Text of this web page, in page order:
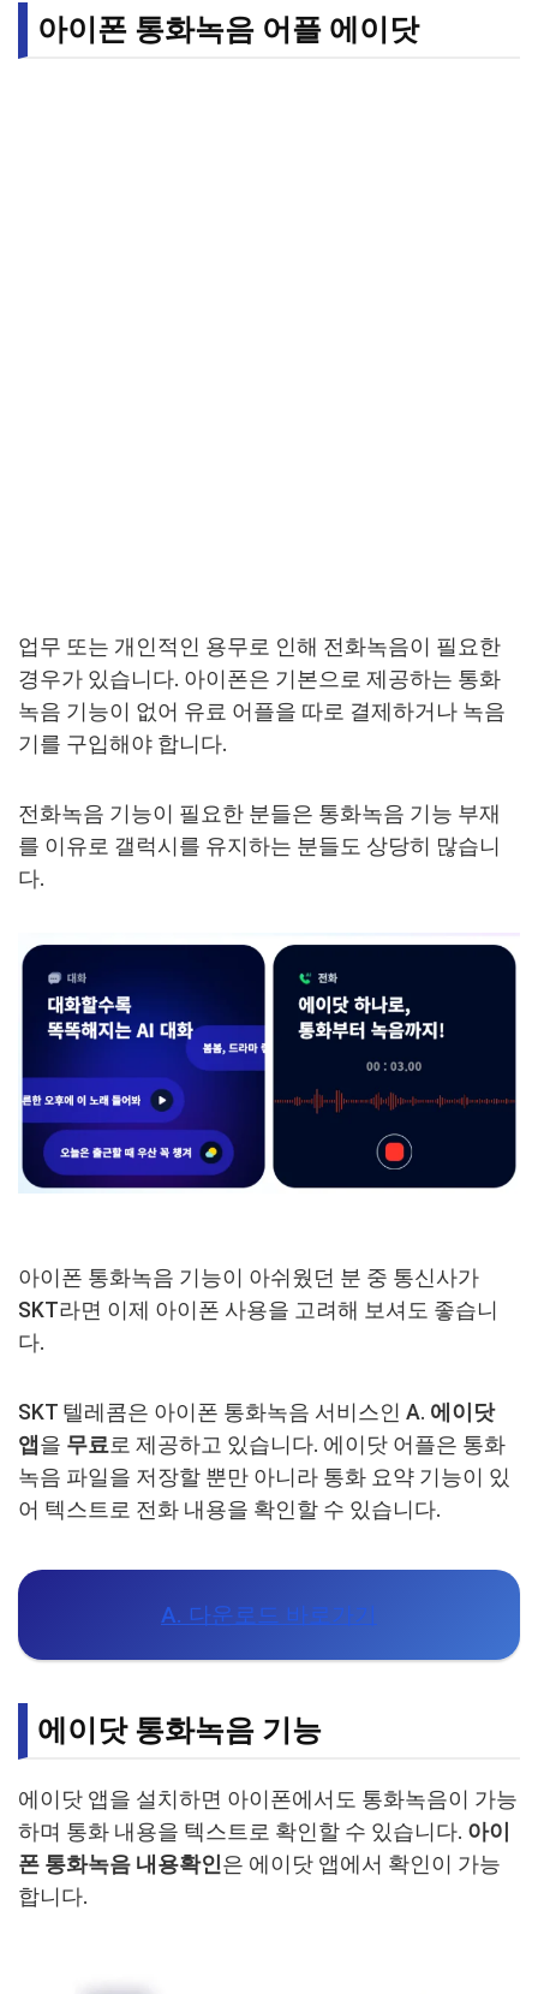
아이폰 통화녹음 어플 에이닷
업무 또는 개인적인 용무로 인해 전화녹음이 필요한
경우가 있습니다. 아이폰은 기본으로 제공하는 통화
녹음 기능이 없어 유료 어플을 따로 결제하거나 녹음
기를 구입해야 합니다.
전화녹음 기능이 필요한 분들은 통화녹음 기능 부재
를 이유로 갤럭시를 유지하는 분들도 상당히 많습니
다.
아이폰 통화녹음 기능이 아쉬웠던 분 중 통신사가
SKT라면 이제 아이폰 사용을 고려해 보셔도 좋습니
다.
SKT 텔레콤은 아이폰 통화녹음 서비스인 A. 에이닷
앱 을 무료로 제공하고 있습니다. 에이닷 어플은 통화
녹음 파일을 저장할 뿐만 아니라 통화 요약 기능이 있
어 텍스트로 전화 내용을 확인할 수 있습니다.
A. 다운로드 바로가기
에이닷 통화녹음 기능
에이닷 앱을 설치하면 아이폰에서도 통화녹음이 가능
하며 통화 내용을 텍스트로 확인할 수 있습니다. 아이
폰 통화녹음 내용확인은 에이닷 앱에서 확인이 가능
합니다.